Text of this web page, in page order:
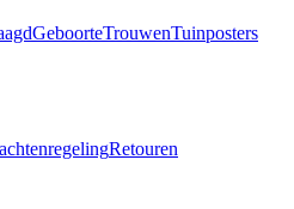
GeboorteTrouwenTuinposters
Retouren